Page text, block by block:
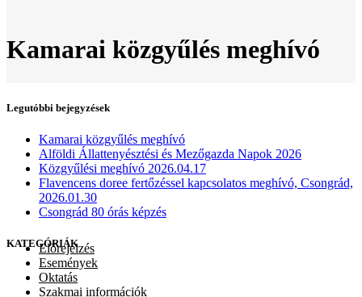
Kamarai közgyűlés meghívó
Legutóbbi bejegyzések
Kamarai közgyűlés meghívó
Alföldi Állattenyésztési és Mezőgazda Napok 2026
Közgyűlési meghívó 2026.04.17
Flavencens doree fertőzéssel kapcsolatos meghívó, Csongrád,
2026.01.30
Csongrád 80 órás képzés
KATEGÓRIÁK
Előrejelzés
Események
Oktatás
Szakmai információk